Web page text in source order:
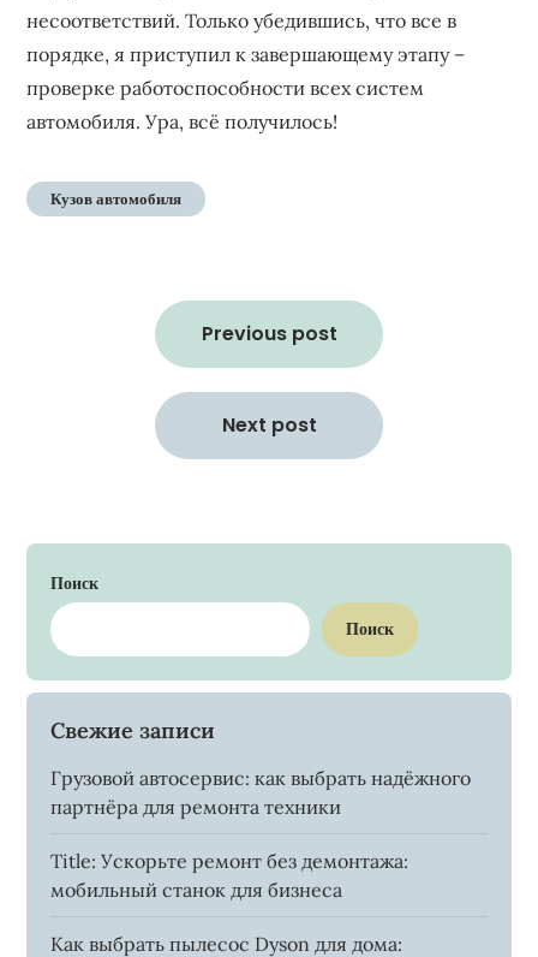
несоответствий. Только убедившись, что все в
порядке, я приступил к завершающему этапу –
проверке работоспособности всех систем
автомобиля. Ура, всё получилось!
Кузов автомобиля
Previous post
Next post
Поиск
Поиск
Свежие записи
Грузовой автосервис: как выбрать надёжного
партнёра для ремонта техники
Title: Ускорьте ремонт без демонтажа:
мобильный станок для бизнеса
Как выбрать пылесос Dyson для дома: